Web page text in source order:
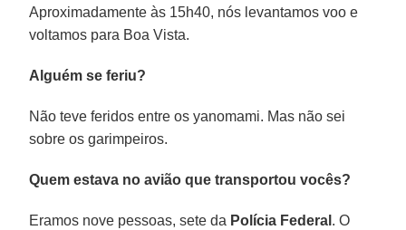
Aproximadamente às 15h40, nós levantamos voo e
voltamos para Boa Vista.
Alguém se feriu?
Não teve feridos entre os yanomami. Mas não sei
sobre os garimpeiros.
Quem estava no avião que transportou vocês?
Eramos nove pessoas, sete da Polícia Federal . O